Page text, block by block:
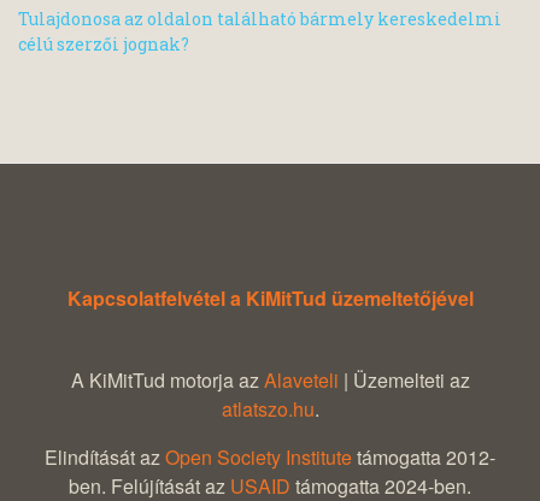
Tulajdonosa az oldalon található bármely kereskedelmi
célú szerzői jognak?
Kapcsolatfelvétel a KiMitTud üzemeltetőjével
A KiMitTud motorja azAlaveteli | Üzemelteti az
atlatszo.hu.
Elindítását azOpen Society Institutetámogatta 2012-
ben. Felújítását az USAID támogatta 2024-ben.